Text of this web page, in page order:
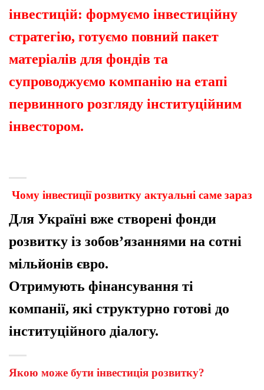
інвестицій: формуємо інвестиційну
стратегію, готуємо повний пакет
матеріалів для фондів та
супроводжуємо компанію на етапі
первинного розгляду інституційним
інвестором.
Чому інвестиції розвитку актуальні саме зараз
Для Україні вже створені фонди
розвитку із зобов’язаннями на сотні
мільйонів євро.
Отримують фінансування ті
компанії, які структурно готові до
інституційного діалогу.
Якою може бути інвестиція розвитку?